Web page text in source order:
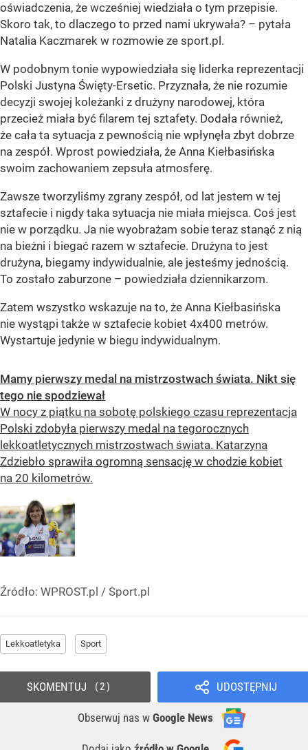
oświadczenia, że wcześniej wiedziała o tym przepisie.
Skoro tak, to dlaczego to przed nami ukrywała? – pytała
Natalia Kaczmarek w rozmowie ze sport.pl.
W podobnym tonie wypowiedziała się liderka reprezentacji
Polski Justyna Święty-Ersetic. Przyznała, że nie rozumie
decyzji swojej koleżanki z drużyny narodowej, która
przecież miała być filarem tej sztafety. Dodała również,
że cała ta sytuacja z pewnością nie wpłynęła zbyt dobrze
na zespół. Wprost powiedziała, że Anna Kiełbasińska
swoim zachowaniem zepsuła atmosferę.
Zawsze tworzyliśmy zgrany zespół, od lat jestem w tej
sztafecie i nigdy taka sytuacja nie miała miejsca. Coś jest
nie w porządku. Ja nie wyobrażam sobie teraz stanąć z nią
na bieżni i biegać razem w sztafecie. Drużyna to jest
drużyna, biegamy indywidualnie, ale jesteśmy jednością.
To zostało zaburzone – powiedziała dziennikarzom.
Zatem wszystko wskazuje na to, że Anna Kiełbasińska
nie wystąpi także w sztafecie kobiet 4x400 metrów.
Wystartuje jedynie w biegu indywidualnym.
Mamy pierwszy medal na mistrzostwach świata. Nikt się
tego nie spodziewał
W nocy z piątku na sobotę polskiego czasu reprezentacja
Polski zdobyła pierwszy medal na tegorocznych
lekkoatletycznych mistrzostwach świata. Katarzyna
Zdziebło sprawiła ogromną sensację w chodzie kobiet
na 20 kilometrów.
Źródło: WPROST.pl / Sport.pl
Lekkoatletyka Sport
UDOSTĘPNIJ
Obserwuj nas w Google News
SKOMENTUJ 2